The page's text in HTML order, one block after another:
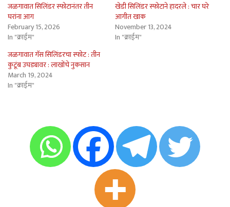
जळगावात सिलिंडर स्फोटानंतर तीन
घरांना आग
February 15, 2026
In "क्राईम"
खेडी सिलिंडर स्फोटाने हादरले : चार घरे
आगीत खाक
November 13, 2024
In "क्राईम"
जळगावात गॅस सिलिंडरचा स्फोट : तीन
कुटूंब उघड्यावर : लाखोंचे नुकसान
March 19, 2024
In "क्राईम"